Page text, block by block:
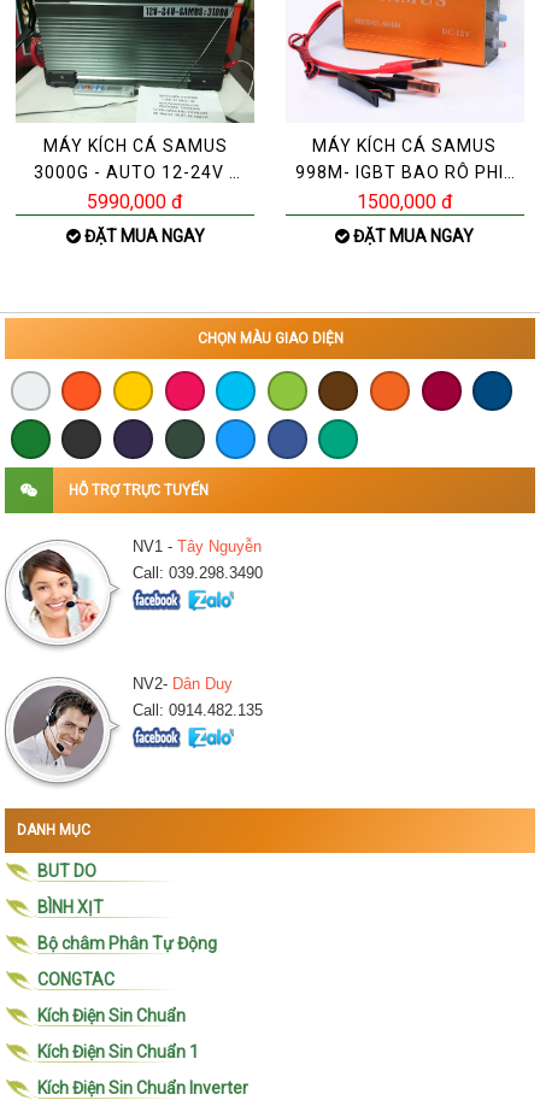
MÁY KÍCH CÁ SAMUS
3000G - AUTO 12-24V -
MÁY KÍCH CÁ SAMUS
3800G
5990,000 đ
ĐẶT MUA NGAY
MÁY KÍCH CÁ SAMUS
998M- IGBT BAO RÔ PHI |
MÁY KÍCH CÁ NGỌT LỢ P
1500,000 đ
ĐẶT MUA NGAY
CHỌN MÀU GIAO DIỆN
HỖ TRỢ TRỰC TUYẾN
NV1 - Tây Nguyễn
Call: 039.298.3490
NV2- Dân Duy
Call: 0914.482.135
DANH MỤC
BUT DO
BÌNH XỊT
Bộ châm Phân Tự Động
CONGTAC
Kích Điện Sin Chuẩn
Kích Điện Sin Chuẩn 1
Kích Điện Sin Chuẩn Inverter